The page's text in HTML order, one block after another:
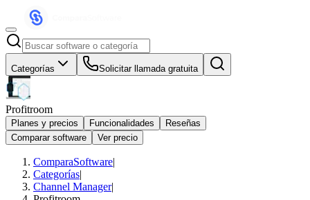
Categorías Solicitar llamada gratuita
Profitroom
Planes y precios Funcionalidades
Reseñas
Comparar software
Ver precio
ComparaSoftware|
Categorías|
Channel Manager|